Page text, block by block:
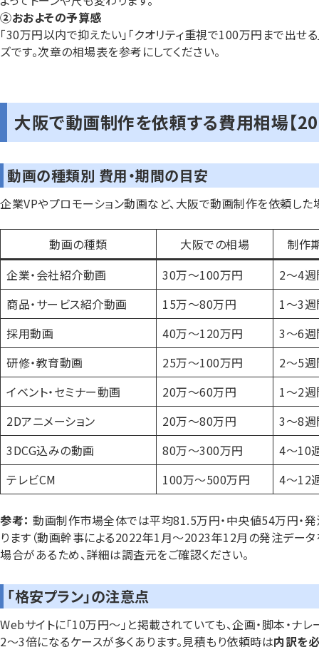
②おおよその予算感
「30万円以内で抑えたい」「クオリティ重視で100万円まで出せ
ズです。次章の相場表を参考にしてください。
大阪で動画制作を依頼する費用相場【
動画の種類別 費用・期間の目安
企業VPやプロモーション動画など、大阪で動画制作を依頼し
動画の種類 大阪での相場
制作
企業・会社紹介動画
30万〜100万円
2〜4
商品・サービス紹介動画
15万〜80万円
1〜3
採用動画
40万〜120万円
3〜6
研修・教育動画
25万〜100万円
2〜5
イベント・セミナー動画
20万〜60万円
1〜2
2Dアニメーション
20万〜80万円
3〜8
3DCG込みの動画
80万〜300万円
4〜10
テレビCM
100万〜500万円 4〜12
参考： 動画制作市場全体では平均81.5万円・中央値54万円・
ります（動画幹事による2022年1月〜2023年12月の発注デー
場合があるため、詳細は調査元をご確認ください。
「格安プラン」の注意点
Webサイトに「10万円〜」と掲載されていても、企画・脚本・
2〜3倍になるケースが多くあります。見積もり依頼時は内訳を